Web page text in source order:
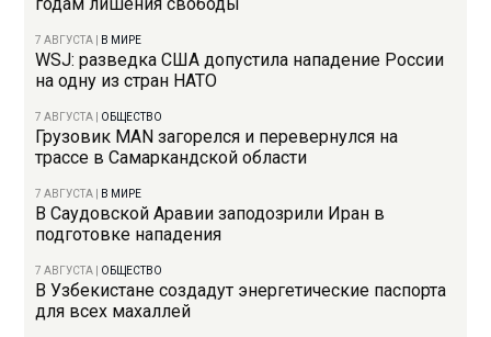
7 АВГУСТА В МИРЕ
WSJ: разведка США допустила нападение России
на одну из стран НАТО
7 АВГУСТА ОБЩЕСТВО
Грузовик MAN загорелся и перевернулся на
трассе в Самаркандской области
7 АВГУСТА В МИРЕ
В Саудовской Аравии заподозрили Иран в
подготовке нападения
7 АВГУСТА ОБЩЕСТВО
В Узбекистане создадут энергетические паспорта
для всех махаллей